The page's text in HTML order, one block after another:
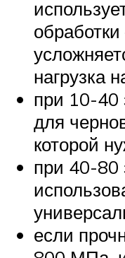
нагрузка
при 10-40
для
которой
при 40-80
если